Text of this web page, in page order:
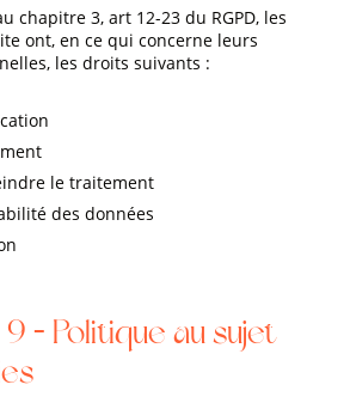
chapitre 3, art 12-23 du RGPD, les
ont, en ce qui concerne leurs
les droits suivants :
le traitement
des données
– Politique au sujet